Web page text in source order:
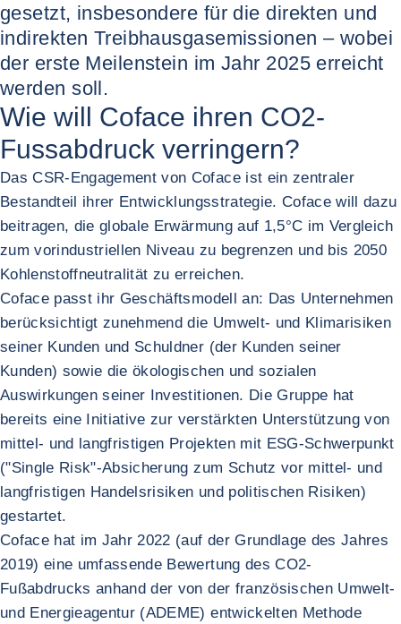
gesetzt, insbesondere für die direkten und
indirekten Treibhausgasemissionen – wobei
der erste Meilenstein im Jahr 2025 erreicht
werden soll.
Wie will Coface ihren CO2-
Fussabdruck verringern?
Das CSR-Engagement von Coface ist ein zentraler
Bestandteil ihrer Entwicklungsstrategie. Coface will dazu
beitragen, die globale Erwärmung auf 1,5°C im Vergleich
zum vorindustriellen Niveau zu begrenzen und bis 2050
Kohlenstoffneutralität zu erreichen.
Coface passt ihr Geschäftsmodell an: Das Unternehmen
berücksichtigt zunehmend die Umwelt- und Klimarisiken
seiner Kunden und Schuldner (der Kunden seiner
Kunden) sowie die ökologischen und sozialen
Auswirkungen seiner Investitionen. Die Gruppe hat
bereits eine Initiative zur verstärkten Unterstützung von
mittel- und langfristigen Projekten mit ESG-Schwerpunkt
("Single Risk"-Absicherung zum Schutz vor mittel- und
langfristigen Handelsrisiken und politischen Risiken)
gestartet.
Coface hat im Jahr 2022 (auf der Grundlage des Jahres
2019) eine umfassende Bewertung des CO2-
Fußabdrucks anhand der von der französischen Umwelt-
und Energieagentur (ADEME) entwickelten Methode